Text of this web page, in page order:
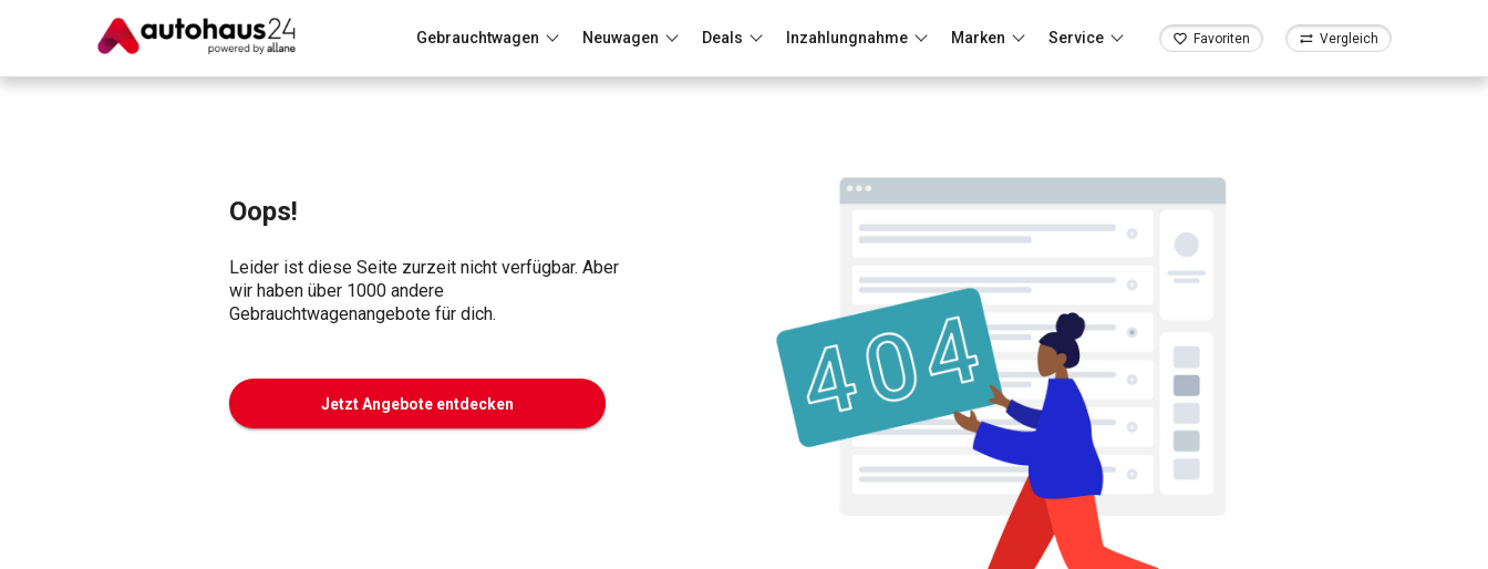
Gebrauchtwagen Neuwagen Deals Inzahlungnahme Marken Service Favoriten Vergleich
Oops!
Leider ist diese Seite zurzeit nicht verfügbar. Aber
wir haben über 1000 andere
Gebrauchtwagenangebote für dich.
Jetzt Angebote entdecken